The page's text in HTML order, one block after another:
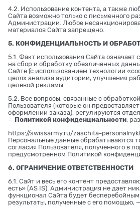
4.2. Использование контента, а также
Сайта возможно только с письменного
Администрации. Любое
материалов Сайта запрещено.
5. КОНФИДЕНЦИАЛЬНОСТЬ И
5.1. Факт использования Сайта означает
на сбор и обработку обезличенных
Сайте (с использованием технологии
целях анализа аудитории, улучшения
целевой рекламы.
5.2. Все вопросы, связанные с
Пользователя (которые он
оформлении заказа), регулируются
— Политикой конфиденциальности,
https://swissarmy.ru/zaschita-
Персональные данные обрабатываются
согласия Пользователя, полученного в
предусмотренном Политикой
6. ОГРАНИЧЕНИЕ ОТВЕТСТВЕННОСТИ
6.1. Сайт и весь его контент
есть» (AS IS). Администрация не дает
функционал Сайта будет
результаты, полученные с его